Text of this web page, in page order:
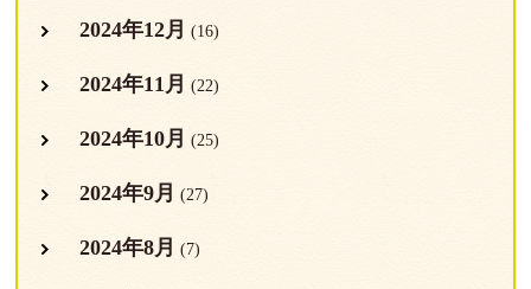
2024年12月 (16)
2024年11月 (22)
2024年10月 (25)
2024年9月 (27)
2024年8月 (7)